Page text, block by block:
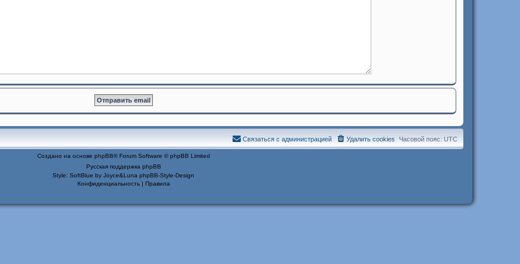
Часовой пояс: UTC
Удалить cookies
Связаться с администрацией
Создано на основе phpBB® Forum Software © phpBB Limited
Русская поддержка phpBB
Style: SoftBlue by Joyce&Luna phpBB-Style-Design
Конфиденциальность| Правила